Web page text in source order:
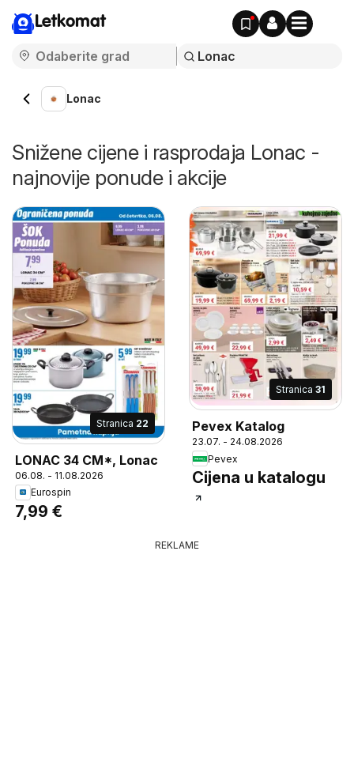
Letkomat
Lonac
Snižene cijene i rasprodaja Lonac -
najnovije ponude i akcije
Stranica 22
LONAC 34 CM*, Lonac
06.08. - 11.08.2026
Eurospin
7,99 €
Stranica 31
Pevex Katalog
23.07. - 24.08.2026
Pevex
Cijena u katalogu
REKLAME